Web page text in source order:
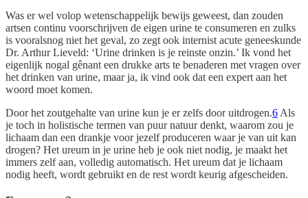
Was er wel volop wetenschappelijk bewijs geweest, dan zouden
artsen continu voorschrijven de eigen urine te consumeren en zulks
is vooralsnog niet het geval, zo zegt ook internist acute geneeskunde
Dr. Arthur Lieveld: ‘Urine drinken is je reinste onzin.’ Ik vond het
eigenlijk nogal gênant een drukke arts te benaderen met vragen over
het drinken van urine, maar ja, ik vind ook dat een expert aan het
woord moet komen.
Door het zoutgehalte van urine kun je er zelfs door uitdrogen.6Als
je toch in holistische termen van puur natuur denkt, waarom zou je
lichaam dan een drankje voor jezelf produceren waar je van uit kan
drogen? Het ureum in je urine heb je ook niet nodig, je maakt het
immers zelf aan, volledig automatisch. Het ureum dat je lichaam
nodig heeft, wordt gebruikt en de rest wordt keurig afgescheiden.